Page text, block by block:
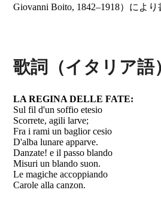
Giovanni Boito, 1842–1918）により
歌詞（イタリア語
LA REGINA DELLE FATE:
Sul fil d'un soffio etesio
Scorrete, agili larve;
Fra i rami un baglior cesio
D'alba lunare apparve.
Danzate! e il passo blando
Misuri un blando suon.
Le magiche accoppiando
Carole alla canzon.